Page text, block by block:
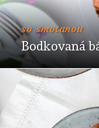
so smotanou
Bodkovaná